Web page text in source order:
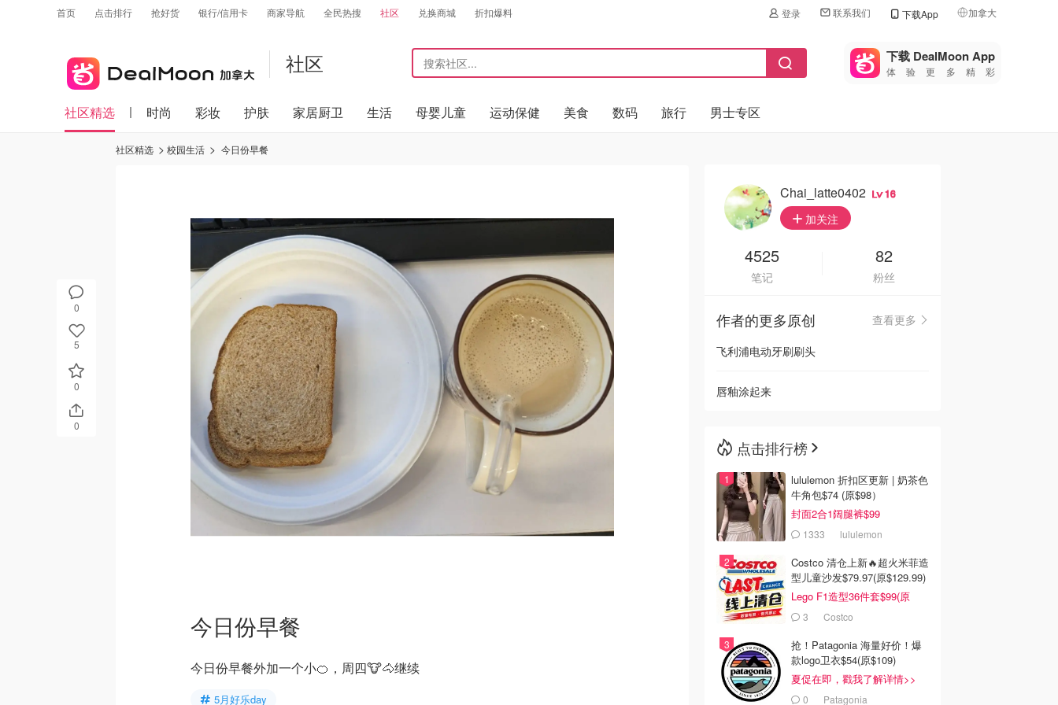
首页 点击排行 抢好货 银行/信用卡 商家导航 全民热搜 社区 兑换商城 折扣爆料 登录 联系我们 下载App 加拿大
🇺🇸
美国
🇨🇳中国
🇩🇪
🇮🇹
🇦🇺
🇳🇿新西兰
社区 下载 DealMoon App
体验更多精彩
社区精选 时尚 彩妆 护肤 家居厨卫 生活 母婴儿童 运动保健 美食 数码 旅行 男士专区
0
5
0
0
社区精选 校园生活 今日份早餐
今日份早餐
今日份早餐外加一个小🍊，周四🐮🐴继续
5月好乐day
Chai_latte0402 16
加关注
4525
笔记
82
粉丝
作者的更多原创
查看更多
飞利浦电动牙刷刷头
唇釉涂起来
点击排行榜
lululemon 折扣区更新 | 奶茶色
牛角包$74 (原$98）
封面2合1阔腿裤$99
1333 lululemon
Costco 清仓上新🔥超火米菲造
型儿童沙发$79.97(原$129.99)
Lego F1造型36件套$99(原
$159)
3 Costco
抢！Patagonia 海量好价！爆
款logo卫衣$54(原$109)
夏促在即，戳我了解详情>>
0 Patagonia